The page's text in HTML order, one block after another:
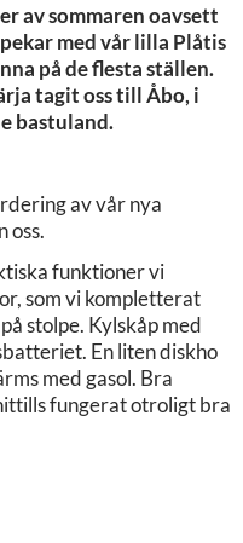
av sommaren oavsett
med vår lilla Plåtis
på de flesta ställen.
tagit oss till Åbo, i
bastuland.
av vår nya
oss.
funktioner vi
som vi kompletterat
stolpe. Kylskåp med
En liten diskho
med gasol. Bra
fungerat otroligt bra